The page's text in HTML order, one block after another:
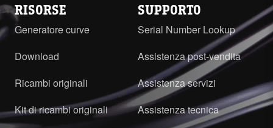
RISORSE
Generatore curve
Download
Ricambi originali
Kit di ricambi originali
SUPPORTO
Serial Number Lookup
Assistenza post-vendita
Assistenza servizi
Assistenza tecnica